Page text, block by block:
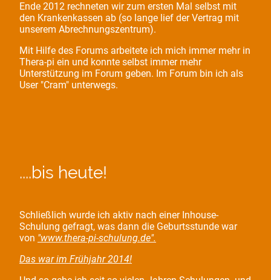
Ende 2012 rechneten wir zum ersten Mal selbst mit
den Krankenkassen ab (so lange lief der Vertrag mit
unserem Abrechnungszentrum).
Mit Hilfe des Forums arbeitete ich mich immer mehr in
Thera-pi ein und konnte selbst immer mehr
Unterstützung im Forum geben. Im Forum bin ich als
User "Cram" unterwegs.
....bis heute!
Schließlich wurde ich aktiv nach einer Inhouse-
Schulung gefragt, was dann die Geburtsstunde war
von "www.thera-pi-schulung.de".
Das war im Frühjahr 2014!